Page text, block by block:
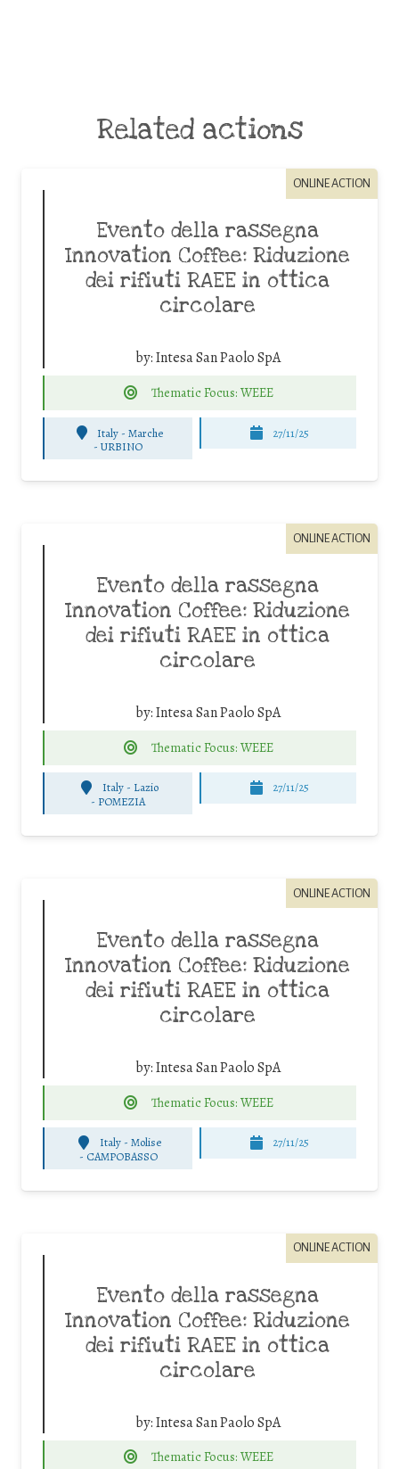
Related actions
ONLINE ACTION
Evento della rassegna
Innovation Coffee: Riduzione
dei rifiuti RAEE in ottica
circolare
by:Intesa San Paolo SpA
Thematic Focus: WEEE
Italy - Marche
-URBINO
27/11/25
ONLINE ACTION
Evento della rassegna
Innovation Coffee: Riduzione
dei rifiuti RAEE in ottica
circolare
by:Intesa San Paolo SpA
Thematic Focus: WEEE
Italy - Lazio
- POMEZIA
27/11/25
ONLINE ACTION
Evento della rassegna
Innovation Coffee: Riduzione
dei rifiuti RAEE in ottica
circolare
by:Intesa San Paolo SpA
Thematic Focus: WEEE
Italy - Molise
- CAMPOBASSO
27/11/25
ONLINE ACTION
Evento della rassegna
Innovation Coffee: Riduzione
dei rifiuti RAEE in ottica
circolare
by:Intesa San Paolo SpA
Thematic Focus: WEEE